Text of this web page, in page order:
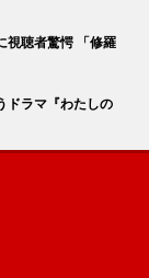
視聴者驚愕 「修羅
ドラマ『わたしの